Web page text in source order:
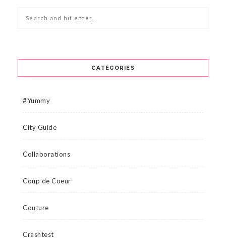
CATÉGORIES
#Yummy
City Guide
Collaborations
Coup de Coeur
Couture
Crashtest